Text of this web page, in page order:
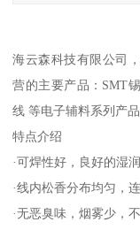
海云森科技有限公司
营的主要产品：SMT
线 等电子辅料系列产品
特点介绍
·可焊性好，良好的湿
·线内松香分布均匀，
·无恶臭味，烟雾少，